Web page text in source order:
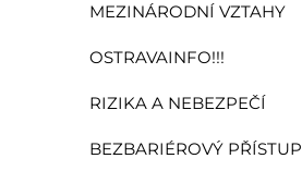
MEZINÁRODNÍ VZTAHY
OSTRAVAINFO!!!
RIZIKA A NEBEZPEČÍ
BEZBARIÉROVÝ PŘÍSTUP